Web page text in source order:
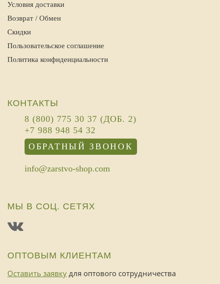
Условия доставки
Возврат / Обмен
Скидки
Пользовательское соглашение
Политика конфиденциальности
КОНТАКТЫ
8 (800) 775 30 37 (ДОБ. 2)
+7 988 948 54 32
ОБРАТНЫЙ ЗВОНОК
info@zarstvo-shop.com
МЫ В СОЦ. СЕТЯХ
ОПТОВЫМ КЛИЕНТАМ
Оставить заявку для оптового сотрудничества